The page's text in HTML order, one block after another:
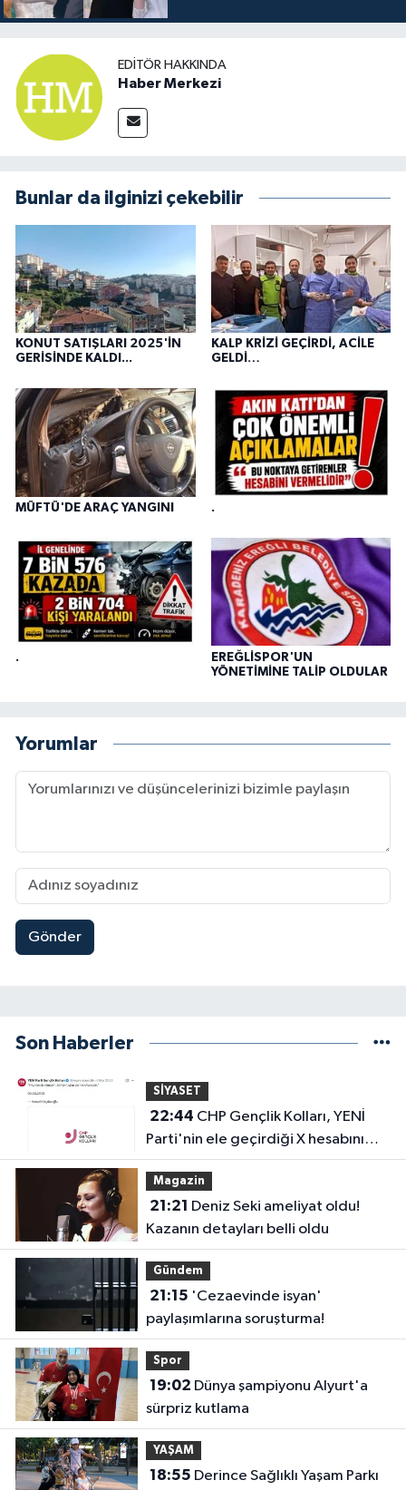
EDITÖR HAKKINDA
Haber Merkezi
Bunlar da ilginizi çekebilir
KONUT SATIŞLARI 2025'İN
GERİSİNDE KALDI...
KALP KRİZİ GEÇİRDİ, ACİLE
GELDİ…
MÜFTÜ'DE ARAÇ YANGINI .
.
EREĞLİSPOR'UN
YÖNETİMİNE TALİP OLDULAR
Yorumlar
Gönder
Son Haberler
SİYASET
22:44
Parti'nin ele geçirdiği X hesabını
geri aldı!
Magazin
21:21
Kazanın detayları belli oldu
Gündem
21:15
paylaşımlarına soruşturma!
Spor
19:02
sürpriz kutlama
YAŞAM
18:55